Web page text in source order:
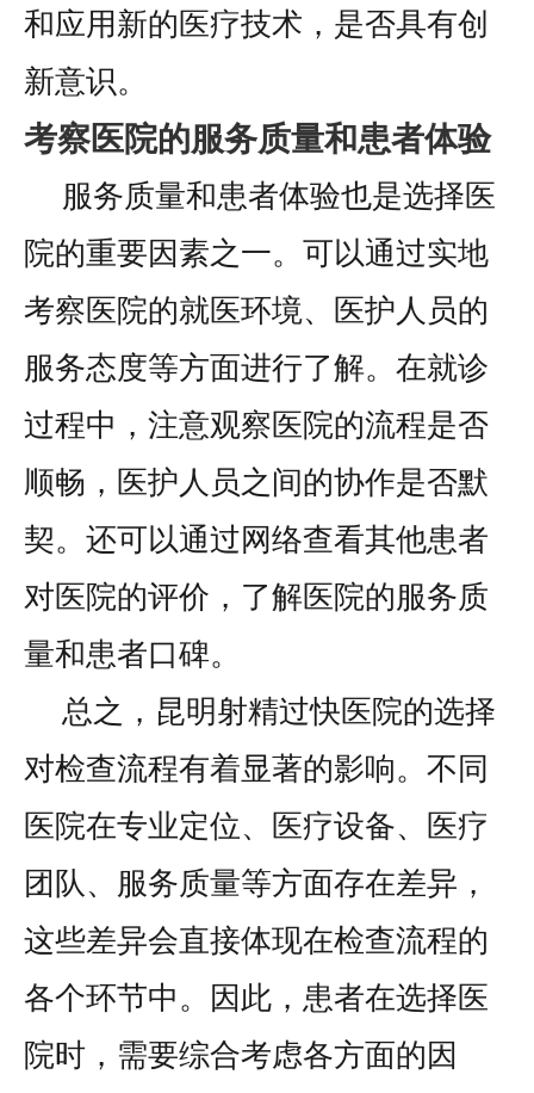
和应用新的医疗技术，是否具有创
新意识。
考察医院的服务质量和患者体验
服务质量和患者体验也是选择医
院的重要因素之一。可以通过实地
考察医院的就医环境、医护人员的
服务态度等方面进行了解。在就诊
过程中，注意观察医院的流程是否
顺畅，医护人员之间的协作是否默
契。还可以通过网络查看其他患者
对医院的评价，了解医院的服务质
量和患者口碑。
总之，昆明射精过快医院的选择
对检查流程有着显著的影响。不同
医院在专业定位、医疗设备、医疗
团队、服务质量等方面存在差异，
这些差异会直接体现在检查流程的
各个环节中。因此，患者在选择医
院时，需要综合考虑各方面的因